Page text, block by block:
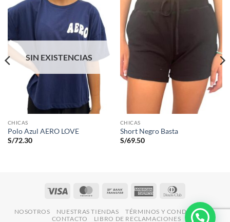
SIN EXISTENCIAS
CHICAS
Polo Azul AERO LOVE
S/72.30
CHICAS
Short Negro Basta
S/69.50
Visa MasterCardBank
American
Club
NOSOTROS NUESTRAS TIENDAS
TÉRMINOS Y CONDICIONES
CONTACTO
LIBRO DE RECLAMACIONES